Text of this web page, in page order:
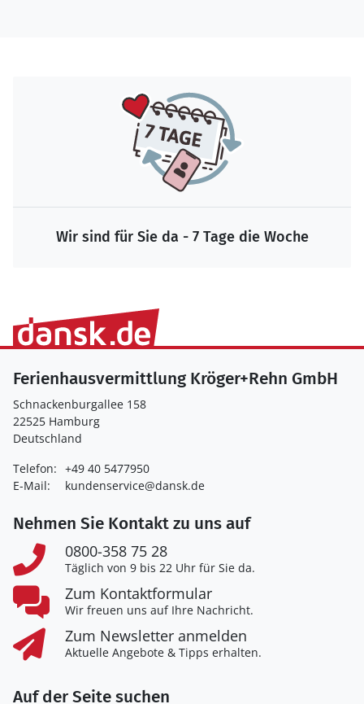
Wir sind für Sie da - 7 Tage die Woche
Ferienhausvermittlung Kröger+Rehn GmbH
Schnackenburgallee 158
22525 Hamburg
Deutschland
Telefon: +49 40 5477950
E-Mail:
kundenservice@dansk.de
Nehmen Sie Kontakt zu uns auf
0800-358 75 28
Täglich von 9 bis 22 Uhr für Sie da.
Zum Kontaktformular
Wir freuen uns auf Ihre Nachricht.
Zum Newsletter anmelden
Aktuelle Angebote & Tipps erhalten.
Auf der Seite suchen